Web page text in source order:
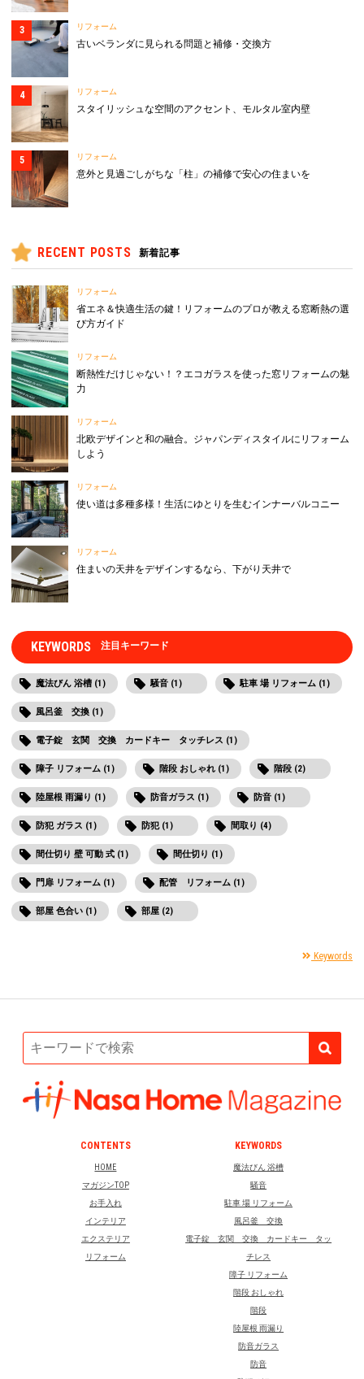
リフォーム
古いベランダに見られる問題と補修・交換方
リフォーム
スタイリッシュな空間のアクセント、モルタル室内壁
リフォーム
意外と見過ごしがちな「柱」の補修で安心の住まいを
RECENT POSTS 新着記事
リフォーム
省エネ＆快適生活の鍵！リフォームのプロが教える窓断熱の選
び方ガイド
リフォーム
断熱性だけじゃない！？エコガラスを使った窓リフォームの魅
力
リフォーム
北欧デザインと和の融合。ジャパンディスタイルにリフォーム
しよう
リフォーム
使い道は多種多様！生活にゆとりを生むインナーバルコニー
リフォーム
住まいの天井をデザインするなら、下がり天井で
KEYWORDS 注目キーワード
魔法びん 浴槽 (1) 騒音 (1) 駐車 場 リフォーム (1)
風呂釜 交換 (1)
電子錠 玄関 交換 カードキー タッチレス (1)
障子 リフォーム (1) 階段 おしゃれ (1) 階段 (2)
陸屋根 雨漏り (1) 防音ガラス (1) 防音 (1)
防犯 ガラス (1) 防犯 (1) 間取り (4)
間仕切り 壁 可動 式 (1) 間仕切り (1)
門扉 リフォーム (1) 配管 リフォーム (1)
部屋 色合い (1) 部屋 (2)
Keywords
CONTENTS
HOME
マガジンTOP
お手入れ
インテリア
エクステリア
リフォーム
KEYWORDS
魔法びん 浴槽
騒音
駐車 場 リフォーム
風呂釜 交換
電子錠 玄関 交換 カードキー タッ
チレス
障子 リフォーム
階段 おしゃれ
階段
陸屋根 雨漏り
防音ガラス
防音